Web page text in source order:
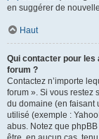
en suggérer de
Haut
Qui contacter pour les
forum ?
Contactez n’importe
forum ». Si vous restez
du domaine (en faisant
utilisé (exemple :
abus. Notez que phpBB